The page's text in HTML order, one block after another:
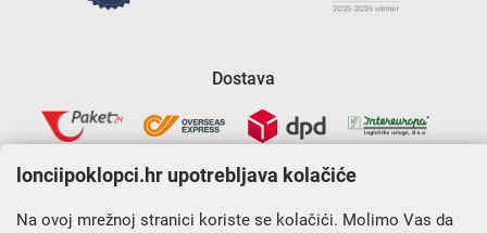
Dostava
lonciipoklopci.hr upotrebljava kolačiće
Na ovoj mrežnoj stranici koriste se kolačići. Molimo Vas da